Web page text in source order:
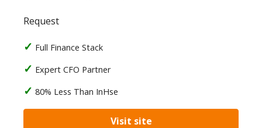
Request
Full Finance Stack
Expert CFO Partner
80% Less Than InHse
Visit site